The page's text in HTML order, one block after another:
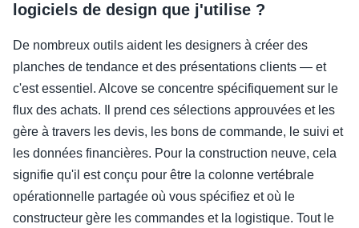
logiciels de design que j'utilise ?
De nombreux outils aident les designers à créer des
planches de tendance et des présentations clients — et
c'est essentiel. Alcove se concentre spécifiquement sur le
flux des achats. Il prend ces sélections approuvées et les
gère à travers les devis, les bons de commande, le suivi et
les données financières. Pour la construction neuve, cela
signifie qu'il est conçu pour être la colonne vertébrale
opérationnelle partagée où vous spécifiez et où le
constructeur gère les commandes et la logistique. Tout le